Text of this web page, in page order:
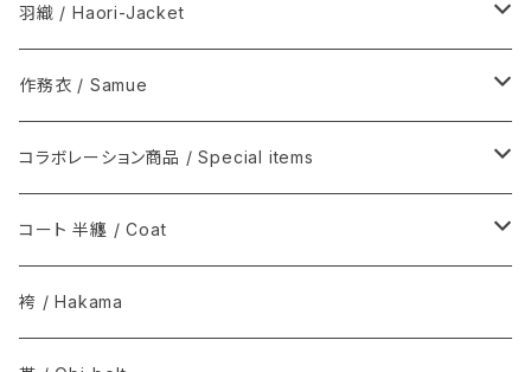
シルク / Silk
シルクウール, ウール / Silk-wool, Wool
夏きもの / Summer kimono
その他 / Others
新着商品 / New items
伊藤若冲シリーズ / Ito Jakuchu
その他 / Others
羽織 / Haori-Jacket
木綿(片貝木綿ほか) / Cotton
シルク / Silk
シルクウール, ウール / Silk-wool, Wool
その他 / Others
作務衣 / Samue
ウール / Wool
ウールシルク / Wool-Silk
アルパカ / Alpaca
コラボレーション商品 / Special items
T-KIMONO / ティー キモノ
Graphpaper / グラフペーパー
コート 半纏 / Coat
火消コート / 半纏
袴 / Hakama